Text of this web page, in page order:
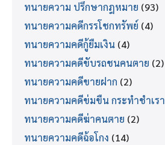
ทนายความ ปรึกษากฎหมาย (93)
ทนายความคดีกรรโชกทรัพย์ (4)
ทนายความคดีกู้ยืมเงิน (4)
ทนายความคดีขับรถชนคนตาย (2)
ทนายความคดีขายฝาก (2)
ทนายความคดีข่มขืน กระทำชำเรา
ทนายความคดีฆ่าคนตาย (2)
ทนายความคดีฉ้อโกง (14)